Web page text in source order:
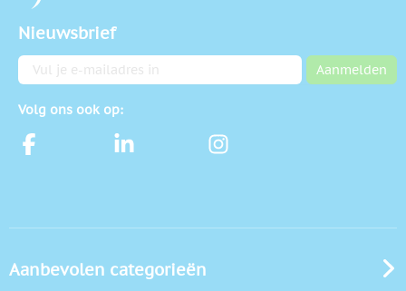
Nieuwsbrief
E-mailadres Aanmelden
Volg ons ook op:
Aanbevolen categorieën